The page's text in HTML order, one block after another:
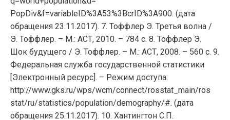
PopDiv&f=variableID%3A53%3BcrID%3A900. (дата
обращения 23.11.2017). 7. Тоффлер Э. Третья волна /
Э. Тоффлер. – М.: АСТ, 2010. – 784 с. 8. Тоффлер Э.
Шок будущего / Э. Тоффлер. – М.: АСТ, 2008. – 560 с. 9.
Федеральная служба государственной статистики
[Электронный ресурс]. – Режим доступа:
http://www.gks.ru/wps/wcm/connect/rosstat_main/ros
stat/ru/statistics/population/demography/#. (дата
обращения 25.11.2017). 10. Хантингтон С.П.